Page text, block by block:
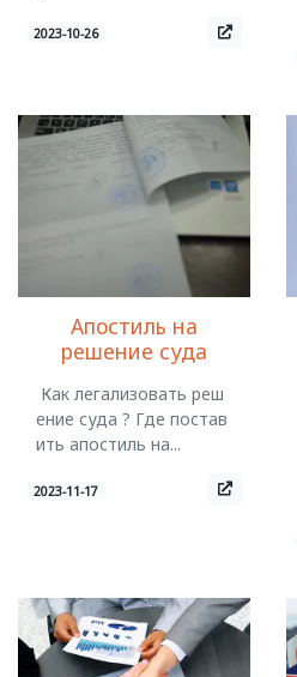
2023-10-26
Апостиль на
решение суда
Как легализовать реш
ение суда ? Где постав
ить апостиль на...
2023-11-17